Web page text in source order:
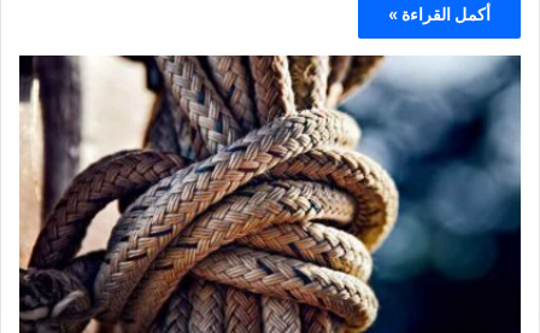
أكمل القراءة »